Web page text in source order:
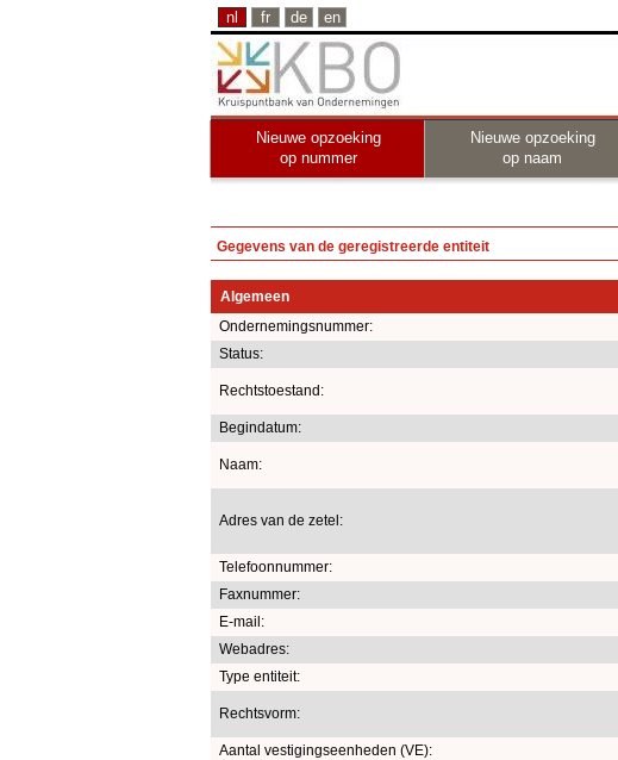
nl fr de en
Nieuwe opzoeking
op nummer
Nieuwe opzoeking
op naam
Gegevens van de geregistreerde entiteit
Algemeen
Ondernemingsnummer:
Status:
Rechtstoestand:
Begindatum:
Naam:
Adres van de zetel:
Telefoonnummer:
Faxnummer:
E-mail:
Webadres:
Type entiteit:
Rechtsvorm:
Aantal vestigingseenheden (VE):